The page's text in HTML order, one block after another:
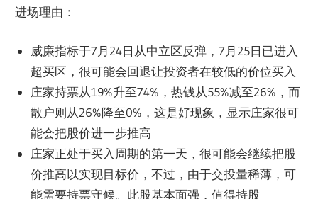
进场理由：
威廉指标于7月24日从中立区反弹，7月25日已进入
超买区，很可能会回退让投资者在较低的价位买入
庄家持票从19%升至74%，热钱从55%减至26%，而
散户则从26%降至0%，这是好现象，显示庄家很可
能会把股价进一步推高
庄家正处于买入周期的第一天，很可能会继续把股
价推高以实现目标价，不过，由于交投量稀薄，可
能需要持票守候。此股基本面强，值得持股